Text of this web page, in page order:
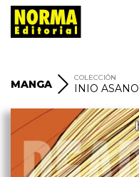
MANGA
COLECCIÓN
INIO ASANO